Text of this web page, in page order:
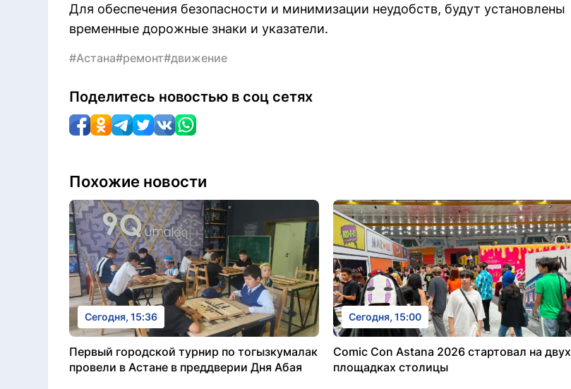
Для обеспечения безопасности и минимизации неудобств, будут установлены
временные дорожные знаки и указатели.
#Астана#ремонт#движение
Поделитесь новостью в соц сетях
Похожие новости
Сегодня, 15:36
Первый городской турнир по тогызкумалак
провели в Астане в преддверии Дня Абая
Сегодня, 15:00
Comic Con Astana 2026 стартовал на двух
площадках столицы